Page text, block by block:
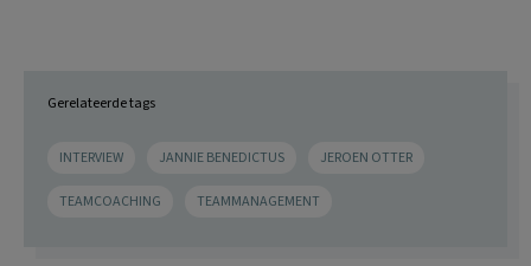
Gerelateerde tags
INTERVIEW JANNIE BENEDICTUS JEROEN OTTER
TEAMCOACHING TEAMMANAGEMENT